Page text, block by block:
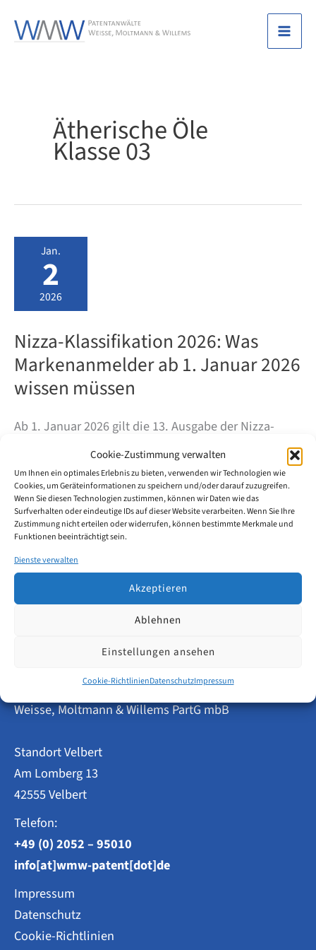
Cookie-Zustimmung verwalten
Um Ihnen ein optimales Erlebnis zu bieten, verwenden wir Technologien wie
Cookies, um Geräteinformationen zu speichern und/oder darauf zuzugreifen.
Wenn Sie diesen Technologien zustimmen, können wir Daten wie das
Surfverhalten oder eindeutige IDs auf dieser Website verarbeiten. Wenn Sie Ihre
Zustimmung nicht erteilen oder widerrufen, können bestimmte Merkmale und
Funktionen beeinträchtigt sein.
Dienste verwalten
Akzeptieren
Ablehnen
Einstellungen ansehen
Cookie-RichtlinienDatenschutzImpressum
Inhalt
Ätherische Öle
Klasse 03
Jan.
2
2026
Nizza-Klassifikation 2026: Was
Markenanmelder ab 1. Januar 2026
wissen müssen
Ab 1. Januar 2026 gilt die 13. Ausgabe der Nizza-
Klassifikation. Neben zahlreichen neuen und
angepassten Begriffen sind diesmal auch echte
Klassenwechsel zu beachten – mit unmittelbarer
Relevanz für die Erstellung des Waren- und
Dienstleistungsverzeichnisses.
Nizza-
2026:
müssen
Weiterlesen
Patentanwälte
Weisse, Moltmann & Willems PartG mbB
Standort Velbert
Am Lomberg 13
42555 Velbert
Telefon:
+49 (0) 2052 – 95010
info[at]wmw-patent[dot]de
Impressum
Datenschutz
Cookie-Richtlinien